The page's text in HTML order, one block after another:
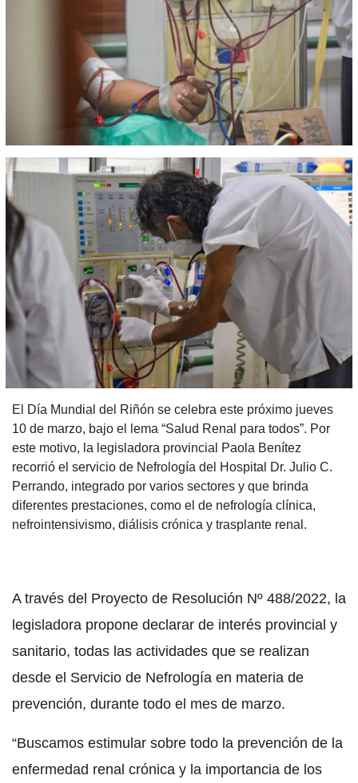
El Día Mundial del Riñón se celebra este próximo jueves
10 de marzo, bajo el lema “Salud Renal para todos”. Por
este motivo, la legisladora provincial Paola Benítez
recorrió el servicio de Nefrología del Hospital Dr. Julio C.
Perrando, integrado por varios sectores y que brinda
diferentes prestaciones, como el de nefrología clínica,
nefrointensivismo, diálisis crónica y trasplante renal.
A través del Proyecto de Resolución Nº 488/2022, la
legisladora propone declarar de interés provincial y
sanitario, todas las actividades que se realizan
desde el Servicio de Nefrología en materia de
prevención, durante todo el mes de marzo.
“Buscamos estimular sobre todo la prevención de la
enfermedad renal crónica y la importancia de los